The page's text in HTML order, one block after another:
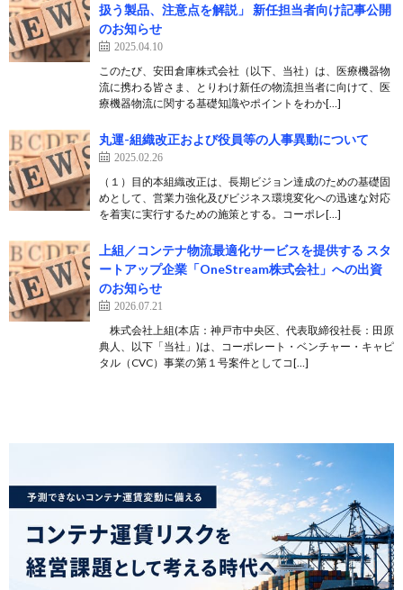
扱う製品、注意点を解説」 新任担当者向け記事公開
のお知らせ
2025.04.10
このたび、安田倉庫株式会社（以下、当社）は、医療機器物
流に携わる皆さま、とりわけ新任の物流担当者に向けて、医
療機器物流に関する基礎知識やポイントをわか[…]
丸運-組織改正および役員等の人事異動について
2025.02.26
（１）目的本組織改正は、長期ビジョン達成のための基礎固
めとして、営業力強化及びビジネス環境変化への迅速な対応
を着実に実行するための施策とする。コーポレ[…]
上組／コンテナ物流最適化サービスを提供する スタ
ートアップ企業「OneStream株式会社」への出資
のお知らせ
2026.07.21
株式会社上組(本店：神戸市中央区、代表取締役社長：田原
典人、以下「当社」)は、コーポレート・ベンチャー・キャピ
タル（CVC）事業の第１号案件としてコ[…]